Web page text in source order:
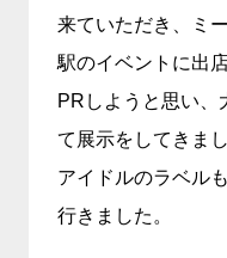
来ていただき、ミ
駅のイベントに出
PRしようと思い、
て展示をしてきま
アイドルのラベル
行きました。